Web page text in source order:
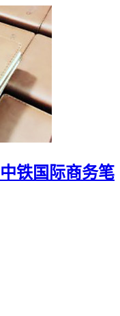
铁国际商务笔